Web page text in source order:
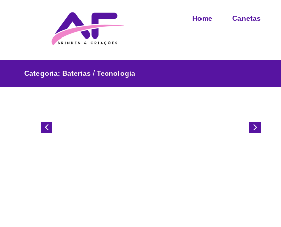
Home Canetas
Categoria: Baterias /Tecnologia